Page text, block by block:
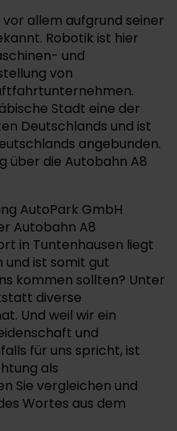
allem aufgrund seiner
Robotik ist hier
und
von
Stadt eine der
Deutschlands und ist
angebunden.
über die Autobahn A8
AutoPark GmbH
Autobahn A8
in Tuntenhausen liegt
und ist somit gut
kommen sollten? Unter
diverse
Und weil wir ein
und
für uns spricht, ist
als
Sie vergleichen und
Wortes aus dem